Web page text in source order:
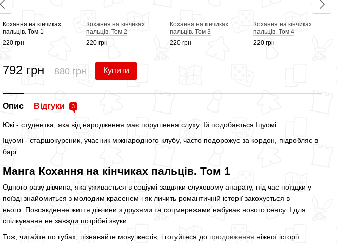
Кохання на кінчиках
пальців. Том 1
220 грн
Кохання на кінчиках
пальців. Том 2
220 грн
Кохання на кінчиках
пальців. Том 3
220 грн
Кохання на кінчиках
пальців. Том 4
220 грн
792 грн 880 грн Купити
Опис Відгуки 3
Юкі - студентка, яка від народження має порушення слуху. Ій подобається Іцуомі.
Іцуомі - старшокурсник, учасник міжнародного клубу, часто подорожує за кордон, підробляє в
барі.
Манга Кохання на кінчиках пальців. Том 1
Одного разу дівчина, яка уживається в соціумі завдяки слуховому апарату, під час поїздки у
поїзді знайомиться з молодим красенем і як личить романтичній історії закохується в
нього. Повсякденне життя дівчини з друзями та соцмережами набуває нового сенсу. І для
спілкування не завжди потрібні звуки.
Тож, читайте по губах, пізнавайте мову жестів, і готуйтеся до продовження ніжної історії